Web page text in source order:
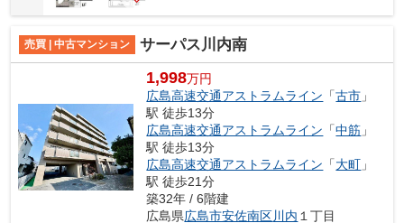
売買 | 中古マンション サーパス川内南
1,998万円
広島高速交通アストラムライン 「古市 」
駅 徒歩13分
広島高速交通アストラムライン 「中筋 」
駅 徒歩13分
広島高速交通アストラムライン 「大町 」
駅 徒歩21分
築32年 / 6階建
広島県広島市安佐南区川内 １丁目